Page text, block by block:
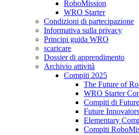
RoboMission
WRO Starter
Condizioni di partecipazione
Informativa sulla privacy
Principi guida WRO
scaricare
Dossier di apprendimento
Archivio attività
Compiti 2025
The Future of
WRO Starter
Compiti di
Future
Elementary
Compiti